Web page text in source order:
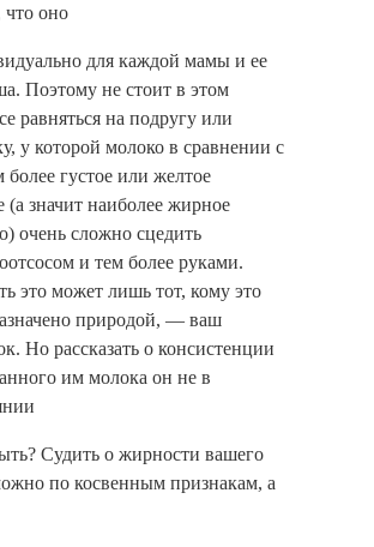
оно
для каждой мамы и ее
Поэтому не стоит в этом
равняться на подругу или
у которой молоко в сравнении с
густое или желтое
(а значит наиболее жирное
очень сложно сцедить
и тем более руками.
это может лишь тот, кому это
природой, — ваш
Но рассказать о консистенции
им молока он не в
Судить о жирности вашего
по косвенным признакам, а